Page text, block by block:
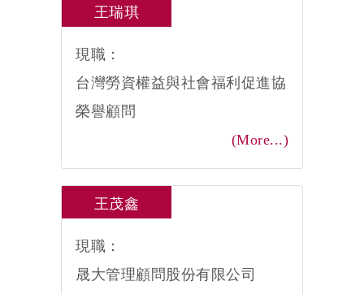
王瑞琪
現職：
台灣勞資權益與社會福利促進協
榮譽顧問
(More...)
王茂鑫
現職：
晟大管理顧問股份有限公司